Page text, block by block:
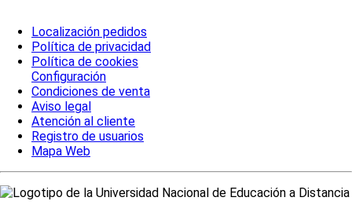
Localización pedidos
Política de privacidad
Política de cookies
Configuración
Condiciones de venta
Aviso legal
Atención al cliente
Registro de usuarios
Mapa Web